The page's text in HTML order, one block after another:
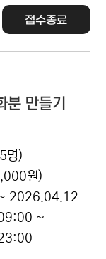
접수종료
분 만들기
명)
원)
2026.04.12
~